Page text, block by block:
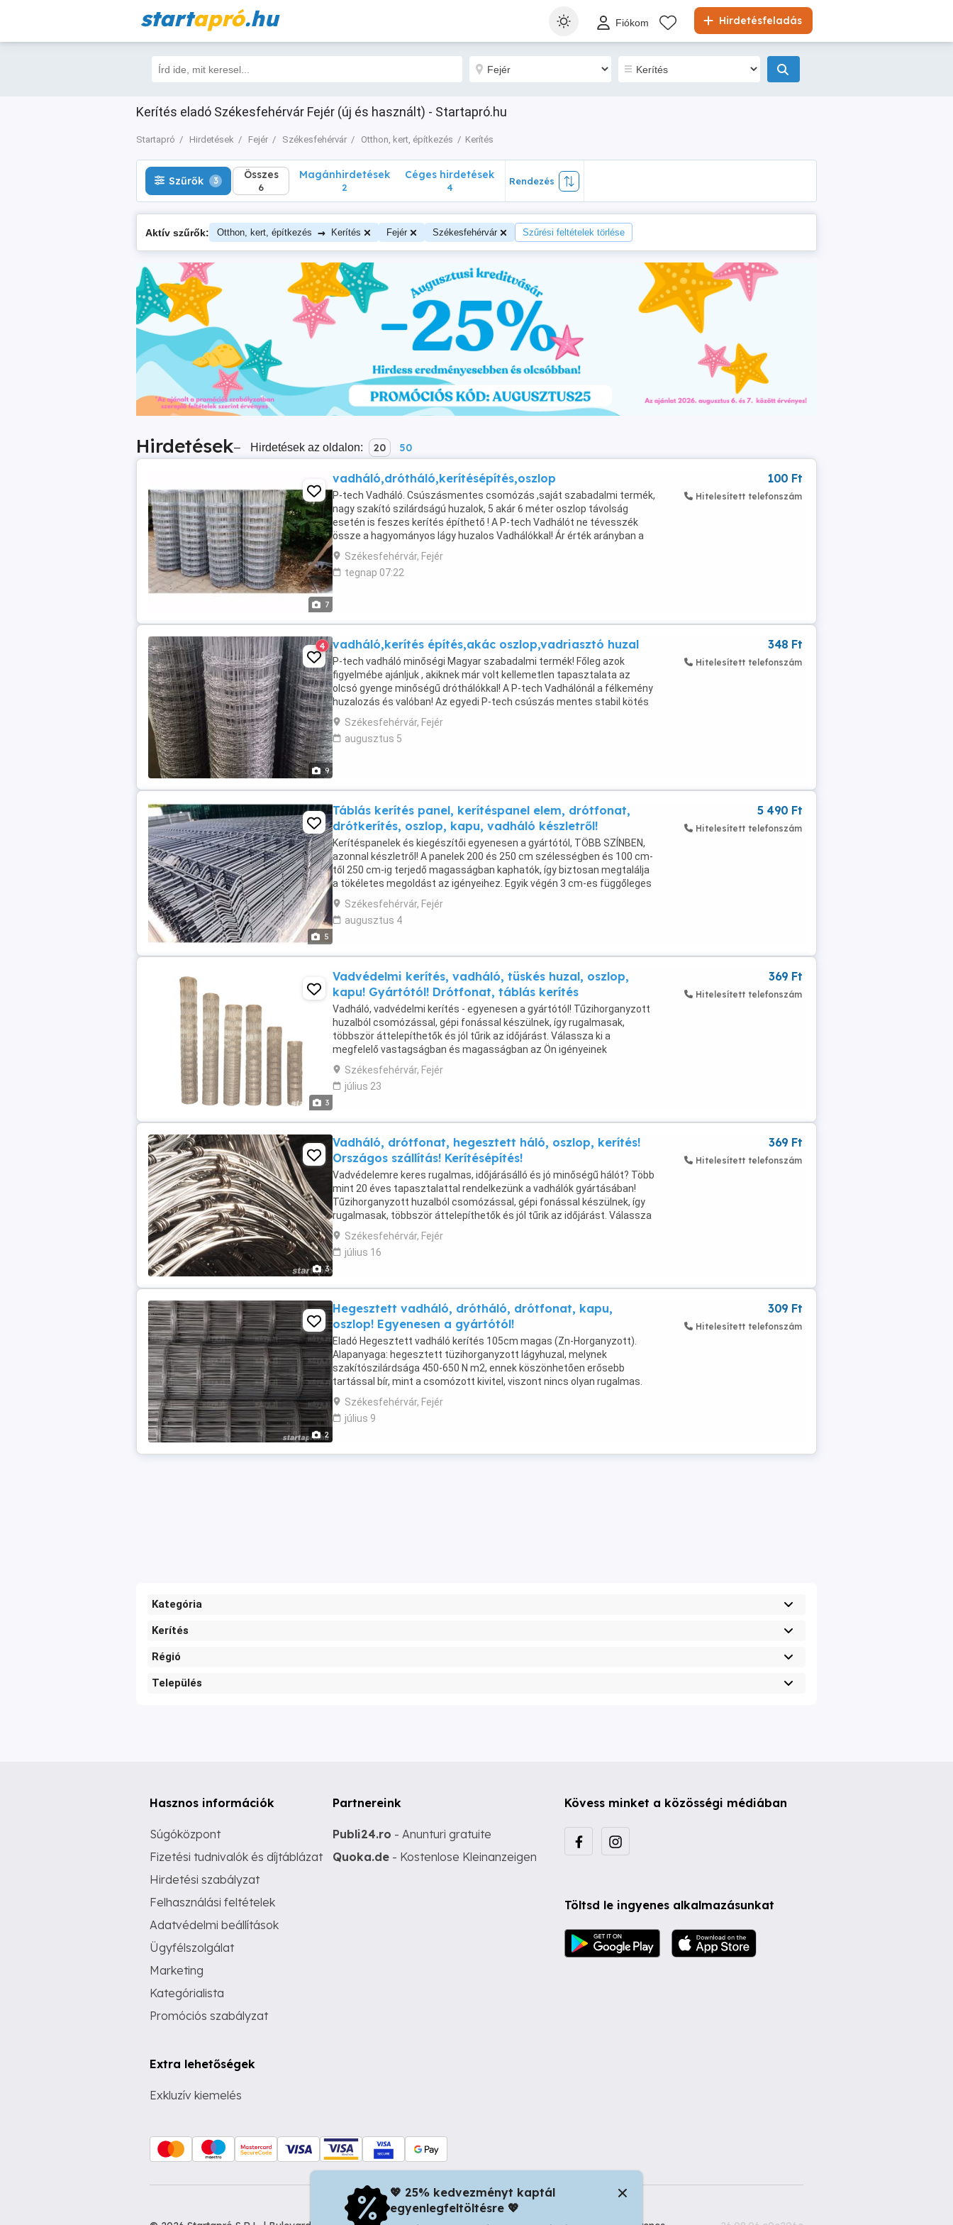
startapró.hu Hirdetésfeladás
Fiókom
Kerítés eladó Székesfehérvár Fejér (új és használt) - Startapró.hu
Startapró Hirdetések Fejér Székesfehérvár Otthon, kert, építkezés Kerítés
Szűrők 3 Összes
6
Szűrők 3 Összes
6
Magánhirdetések
2
Céges hirdetések
4
Rendezés
Aktív szűrők: Otthon, kert, építkezés → Kerítés Fejér Székesfehérvár Szűrési feltételek törlése
Hirdetések– Hirdetések az oldalon: 20 50
7
vadháló,drótháló,kerítésépítés,oszlop
P-tech Vadháló. Csúszásmentes csomózás ,saját szabadalmi termék,
nagy szakító szilárdságú huzalok, 5 akár 6 méter oszlop távolság
esetén is feszes kerítés építhető ! A P-tech Vadhálót ne tévesszék
össze a hagyományos lágy huzalos Vadhálókkal! Ár érték arányban a
legjobb választás! A képek között megtalálja ...
Székesfehérvár, Fejér
tegnap 07:22
100 Ft
Hitelesített telefonszám
9
4 vadháló,kerítés építés,akác oszlop,vadriasztó huzal
P-tech vadháló minőségi Magyar szabadalmi termék! Főleg azok
figyelmébe ajánljuk , akiknek már volt kellemetlen tapasztalata az
olcsó gyenge minőségű dróthálókkal! A P-tech Vadhálónál a félkemény
huzalozás és valóban! Az egyedi P-tech csúszás mentes stabil kötés
garancia a minőségre!Oszlopokat elég ...
Székesfehérvár, Fejér
augusztus 5
348 Ft
Hitelesített telefonszám
5
Táblás kerítés panel, kerítéspanel elem, drótfonat,
drótkerítés, oszlop, kapu, vadháló készletről!
Kerítéspanelek és kiegészítői egyenesen a gyártótól, TÖBB SZÍNBEN,
azonnal készletről! A panelek 200 és 250 cm szélességben és 100 cm-
től 250 cm-ig terjedő magasságban kaphatók, így biztosan megtalálja
a tökéletes megoldást az igényeihez. Egyik végén 3 cm-es függőleges
tüskék találhatók, amelyek alulra ...
Székesfehérvár, Fejér
augusztus 4
5 490 Ft
Hitelesített telefonszám
3
Vadvédelmi kerítés, vadháló, tüskés huzal, oszlop,
kapu! Gyártótól! Drótfonat, táblás kerítés
Vadháló, vadvédelmi kerítés - egyenesen a gyártótól! Tűzihorganyzott
huzalból csomózással, gépi fonással készülnek, így rugalmasak,
többször áttelepíthetők és jól tűrik az időjárást. Válassza ki a
megfelelő vastagságban és magasságban az Ön igényeinek
megfelelően! Vastagsága lehet: 1,6-2 mm, 1,8-2,2 ...
Székesfehérvár, Fejér
július 23
369 Ft
Hitelesített telefonszám
3
Vadháló, drótfonat, hegesztett háló, oszlop, kerítés!
Országos szállítás! Kerítésépítés!
Vadvédelemre keres rugalmas, időjárásálló és jó minőségű hálót? Több
mint 20 éves tapasztalattal rendelkezünk a vadhálók gyártásában!
Tűzihorganyzott huzalból csomózással, gépi fonással készülnek, így
rugalmasak, többször áttelepíthetők és jól tűrik az időjárást. Válassza
ki a megfelelő vastagságban ...
Székesfehérvár, Fejér
július 16
369 Ft
Hitelesített telefonszám
2
Hegesztett vadháló, drótháló, drótfonat, kapu,
oszlop! Egyenesen a gyártótól!
Eladó Hegesztett vadháló kerítés 105cm magas (Zn-Horganyzott).
Alapanyaga: hegesztett tüzihorganyzott lágyhuzal, melynek
szakítószilárdsága 450-650 N m2, ennek köszönhetően erősebb
tartással bír, mint a csomózott kivitel, viszont nincs olyan rugalmas.
Lyukelosztás: 15cm x 15cm. Elérhető huzalvastagság: ...
Székesfehérvár, Fejér
július 9
309 Ft
Hitelesített telefonszám
Kategória
Kerítés
Régió
Település
Hasznos információk
Súgóközpont
Fizetési tudnivalók és díjtáblázat
Hirdetési szabályzat
Felhasználási feltételek
Adatvédelmi beállítások
Ügyfélszolgálat
Marketing
Kategórialista
Promóciós szabályzat
Extra lehetőségek
Exkluzív kiemelés
Partnereink
Publi24.ro - Anunturi gratuite
Quoka.de - Kostenlose Kleinanzeigen
Kövess minket a közösségi médiában
Töltsd le ingyenes alkalmazásunkat
💖 25% kedvezményt kaptál
egyenlegfeltöltésre 💖